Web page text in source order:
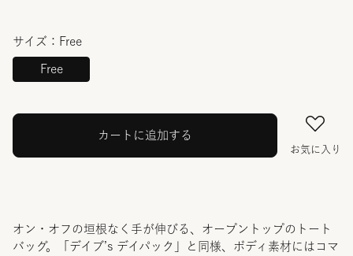
サイズ：Free
Free
カートに追加する
お気に入り
オン・オフの垣根なく手が伸びる、オープントップのトート
バッグ。「デイブ’s デイパック」と同様、ボディ素材にはコマ